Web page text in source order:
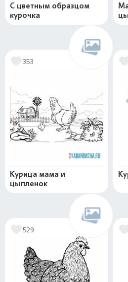
С цветным образцом
курочка
353
Курица мама и
цыпленок
529